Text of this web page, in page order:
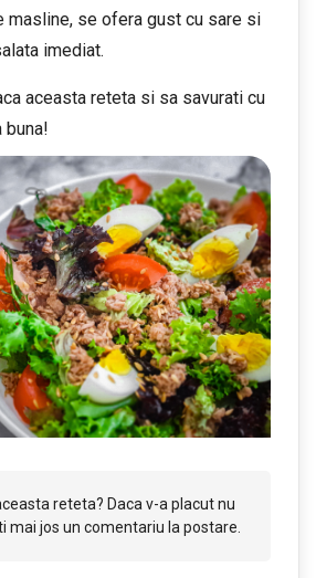
masline, se ofera gust cu sare si
imediat.
aceasta reteta si sa savurati cu
buna!
reteta? Daca v-a placut nu
mai jos un comentariu la postare.